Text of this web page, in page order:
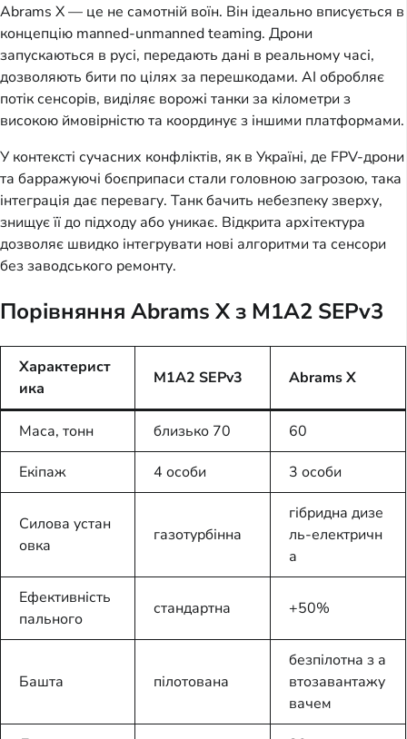
Abrams X — це не самотній воїн. Він ідеально вписується в
концепцію manned-unmanned teaming. Дрони
запускаються в русі, передають дані в реальному часі,
дозволяють бити по цілях за перешкодами. AI обробляє
потік сенсорів, виділяє ворожі танки за кілометри з
високою ймовірністю та координує з іншими платформами.
У контексті сучасних конфліктів, як в Україні, де FPV-дрони
та барражуючі боєприпаси стали головною загрозою, така
інтеграція дає перевагу. Танк бачить небезпеку зверху,
знищує її до підходу або уникає. Відкрита архітектура
дозволяє швидко інтегрувати нові алгоритми та сенсори
без заводського ремонту.
Порівняння Abrams X з M1A2 SEPv3
Характерист
ика
M1A2 SEPv3 Abrams X
Маса, тонн близько 70 60
Екіпаж 4 особи 3 особи
Силова устан
овка
газотурбінна
гібридна дизе
ль-електричн
а
Ефективність
пального
стандартна +50%
Башта пілотована
безпілотна з а
втозавантажу
вачем